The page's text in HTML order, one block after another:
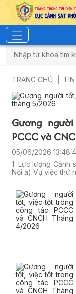
TRANG CHỦ
Gương
PCCC và
05/06/2026
1. Lực lượng Cảnh
Nội a) Vụ việc thứ